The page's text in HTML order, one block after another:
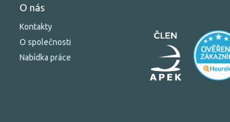
O nás
Kontakty
O společnosti
Nabídka práce